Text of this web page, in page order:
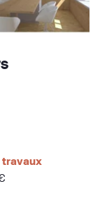
travaux